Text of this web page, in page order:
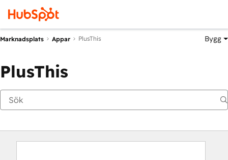
Marknadsplats Appar PlusThis Bygg
PlusThis